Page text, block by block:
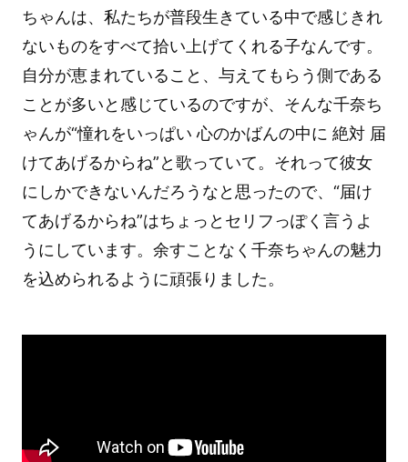
ちゃんは、私たちが普段生きている中で感じきれ
ないものをすべて拾い上げてくれる子なんです。
自分が恵まれていること、与えてもらう側である
ことが多いと感じているのですが、そんな千奈ち
ゃんが“憧れをいっぱい 心のかばんの中に 絶対 届
けてあげるからね”と歌っていて。それって彼女
にしかできないんだろうなと思ったので、“届け
てあげるからね”はちょっとセリフっぽく言うよ
うにしています。余すことなく千奈ちゃんの魅力
を込められるように頑張りました。